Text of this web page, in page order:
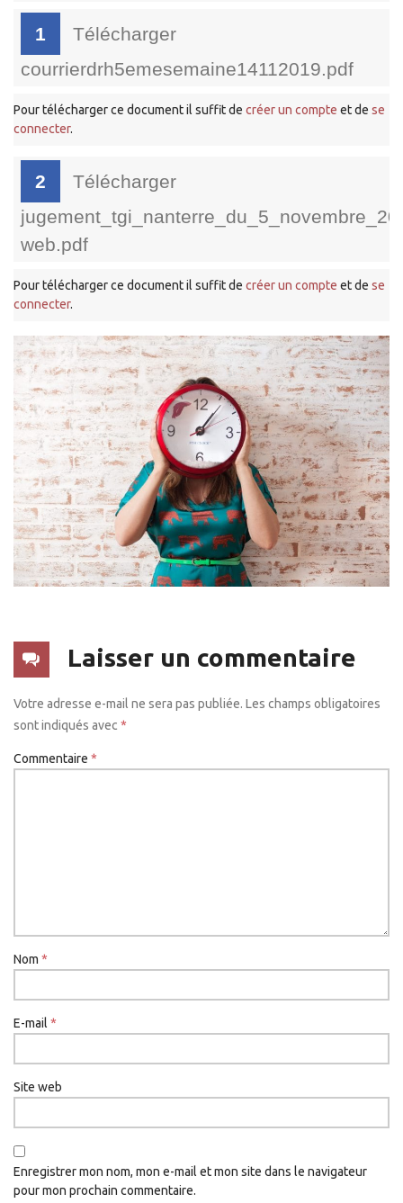
1
Télécharger
courrierdrh5emesemaine14112019.pdf
Pour télécharger ce document il suffit de créer un compte et de se
connecter.
2
Télécharger
web.pdf
Pour télécharger ce document il suffit de créer un compte et de se
connecter.
Laisser un commentaire
Votre adresse e-mail ne sera pas publiée. Les champs obligatoires
sont indiqués avec *
Commentaire *
Nom *
E-mail *
Site web
Enregistrer mon nom, mon e-mail et mon site dans le navigateur
pour mon prochain commentaire.